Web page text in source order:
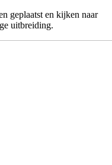
geplaatst en kijken naar
uitbreiding.